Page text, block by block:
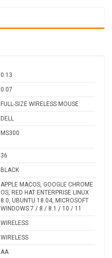
0.13
0.07
FULL-SIZE WIRELESS MOUSE
DELL
MS300
36
BLACK
APPLE MACOS, GOOGLE CHROME
OS, RED HAT ENTERPRISE LINUX
8.0, UBUNTU 18.04, MICROSOFT
WINDOWS 7 / 8 / 8.1 / 10 / 11
WIRELESS
WIRELESS
AA